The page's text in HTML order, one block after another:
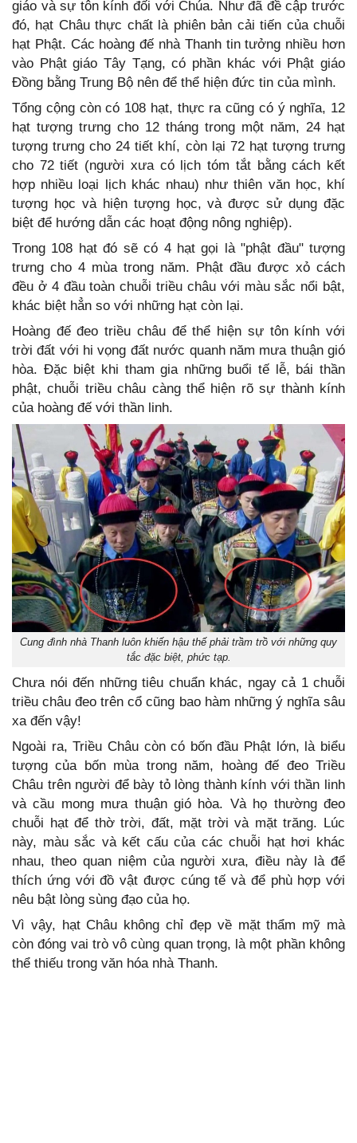
giáo và sự tôn kính đối với Chúa. Như đã đề cập trước
đó, hạt Châu thực chất là phiên bản cải tiến của chuỗi
hạt Phật. Các hoàng đế nhà Thanh tin tưởng nhiều hơn
vào Phật giáo Tây Tạng, có phần khác với Phật giáo
Đồng bằng Trung Bộ nên để thể hiện đức tin của mình.
Tổng cộng còn có 108 hạt, thực ra cũng có ý nghĩa, 12
hạt tượng trưng cho 12 tháng trong một năm, 24 hạt
tượng trưng cho 24 tiết khí, còn lại 72 hạt tượng trưng
cho 72 tiết (người xưa có lịch tóm tắt bằng cách kết
hợp nhiều loại lịch khác nhau) như thiên văn học, khí
tượng học và hiện tượng học, và được sử dụng đặc
biệt để hướng dẫn các hoạt động nông nghiệp).
Trong 108 hạt đó sẽ có 4 hạt gọi là "phật đầu" tượng
trưng cho 4 mùa trong năm. Phật đầu được xỏ cách
đều ở 4 đầu toàn chuỗi triều châu với màu sắc nổi bật,
khác biệt hẳn so với những hạt còn lại.
Hoàng đế đeo triều châu để thể hiện sự tôn kính với
trời đất với hi vọng đất nước quanh năm mưa thuận gió
hòa. Đặc biệt khi tham gia những buổi tế lễ, bái thần
phật, chuỗi triều châu càng thể hiện rõ sự thành kính
của hoàng đế với thần linh.
Cung đình nhà Thanh luôn khiến hậu thế phải trầm trồ với những quy
tắc đặc biệt, phức tạp.
Chưa nói đến những tiêu chuẩn khác, ngay cả 1 chuỗi
triều châu đeo trên cổ cũng bao hàm những ý nghĩa sâu
xa đến vậy!
Ngoài ra, Triều Châu còn có bốn đầu Phật lớn, là biểu
tượng của bốn mùa trong năm, hoàng đế đeo Triều
Châu trên người để bày tỏ lòng thành kính với thần linh
và cầu mong mưa thuận gió hòa. Và họ thường đeo
chuỗi hạt để thờ trời, đất, mặt trời và mặt trăng. Lúc
này, màu sắc và kết cấu của các chuỗi hạt hơi khác
nhau, theo quan niệm của người xưa, điều này là để
thích ứng với đồ vật được cúng tế và để phù hợp với
nêu bật lòng sùng đạo của họ.
Vì vậy, hạt Châu không chỉ đẹp về mặt thẩm mỹ mà
còn đóng vai trò vô cùng quan trọng, là một phần không
thể thiếu trong văn hóa nhà Thanh.